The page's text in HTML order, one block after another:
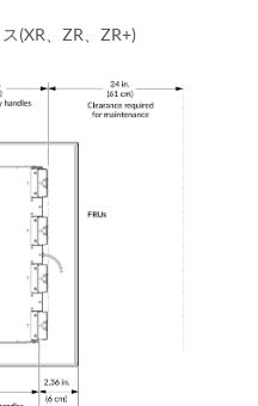
(XR、ZR、ZR+)